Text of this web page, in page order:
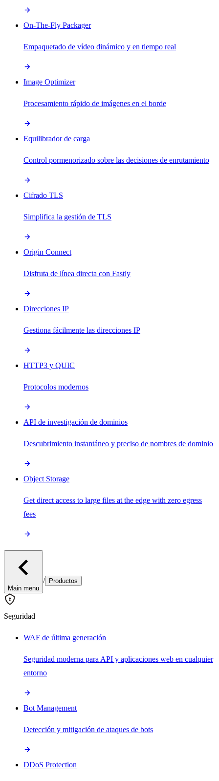
On-The-Fly Packager
Empaquetado de vídeo dinámico y en tiempo real
Image Optimizer
Procesamiento rápido de imágenes en el borde
Equilibrador de carga
Control pormenorizado sobre las decisiones de enrutamiento
Cifrado TLS
Simplifica la gestión de TLS
Origin Connect
Disfruta de línea directa con Fastly
Direcciones IP
Gestiona fácilmente las direcciones IP
HTTP3 y QUIC
Protocolos modernos
API de investigación de dominios
Descubrimiento instantáneo y preciso de nombres de dominio
Object Storage
Get direct access to large files at the edge with zero egress
fees
Main menu
/ Productos
Seguridad
WAF de última generación
Seguridad moderna para API y aplicaciones web en cualquier
entorno
Bot Management
Detección y mitigación de ataques de bots
DDoS Protection